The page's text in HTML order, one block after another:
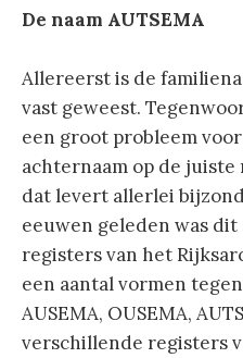
De naam AUTSEMA
Allereerst is de
vast geweest.
een groot probleem
achternaam op de
dat levert allerlei
eeuwen geleden was
registers van het
een aantal vormen
AUSEMA, OUSEMA,
verschillende registers